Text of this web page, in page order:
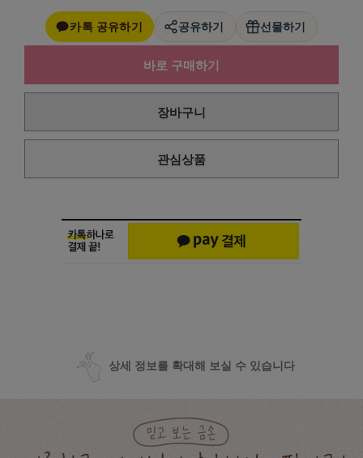
카톡 공유하기 공유하기 선물하기
바로 구매하기
장바구니
관심상품
상세 정보를 확대해 보실 수 있습니다